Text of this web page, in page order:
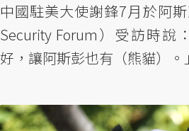
中國駐美大使謝鋒7月於阿
Security Forum）受訪時說
好，讓阿斯彭也有（熊貓）。」